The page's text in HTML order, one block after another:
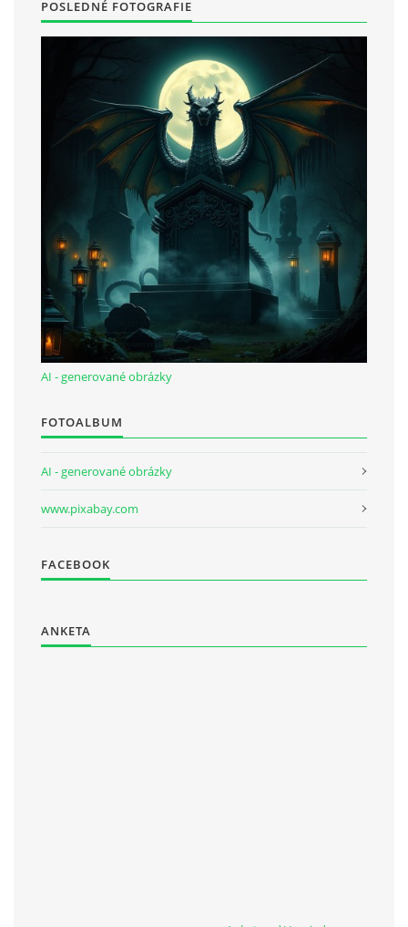
POSLEDNÉ FOTOGRAFIE
AI - generované obrázky
FOTOALBUM
AI - generované obrázky
www.pixabay.com
FACEBOOK
ANKETA